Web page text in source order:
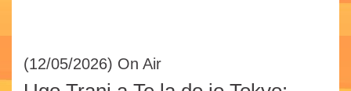
(12/05/2026) On Air